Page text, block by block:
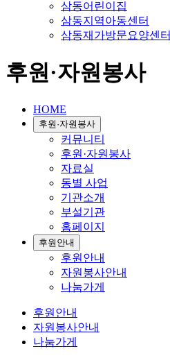
삼동어린이집
삼동지역아동센터
삼동재가방문요양센터
후원·자원봉사
HOME
후원·자원봉사
커뮤니티
후원·자원봉사
자료실
동별 사업
기관소개
부설기관
홈페이지
후원안내
후원안내
자원봉사안내
나눔가게
후원안내
자원봉사안내
나눔가게